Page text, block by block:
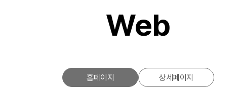
Web
홈페이지 상세페이지